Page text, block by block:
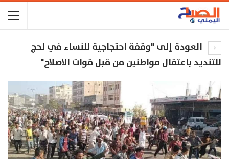
العودة إلى "وقفة احتجاجية للنساء في لحج
للتنديد باعتقال مواطنين من قبل قوات الاصلاح"